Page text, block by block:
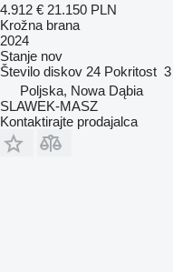
4.912 € 21.150 PLN
Krožna brana
2024
Stanje nov
Število diskov 24 Pokritost
Poljska, Nowa Dąbia
SLAWEK-MASZ
Kontaktirajte prodajalca